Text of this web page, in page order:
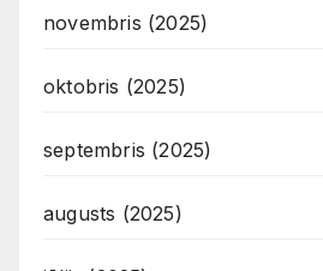
novembris (2025)
oktobris (2025)
septembris (2025)
augusts (2025)